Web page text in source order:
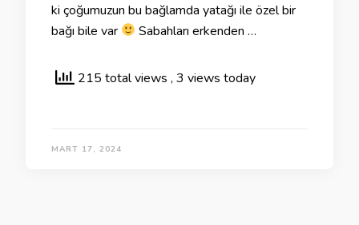
ki çoğumuzun bu bağlamda yatağı ile özel bir
bağı bile var
Sabahları erkenden …
215 total views , 3 views today
MART 17, 2024